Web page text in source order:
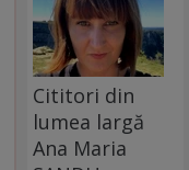
Cititori din
lumea largă
Ana Maria